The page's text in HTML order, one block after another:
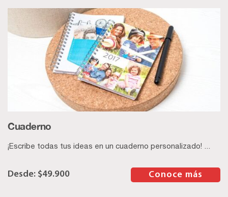
Cuaderno
¡Escribe todas tus ideas en un cuaderno personalizado! ...
$49.900 Conoce más